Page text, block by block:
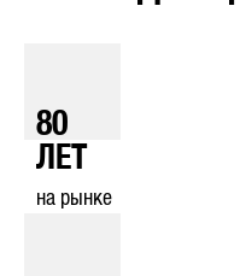
80
ЛЕТ
на рынке